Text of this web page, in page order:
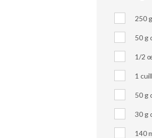
250
50 g
1/2
1
50 g
30 g
140